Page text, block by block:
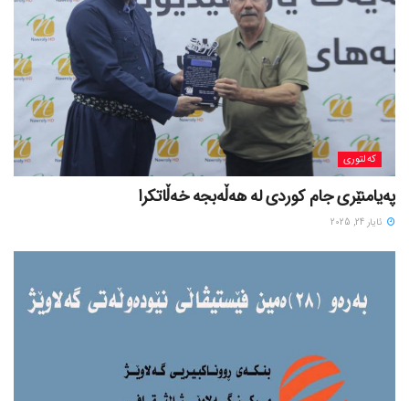
کەلتوری
پەیامنێری جام کوردی لە ھەڵەبجە خەڵاتکرا
ئایار 24, 2025